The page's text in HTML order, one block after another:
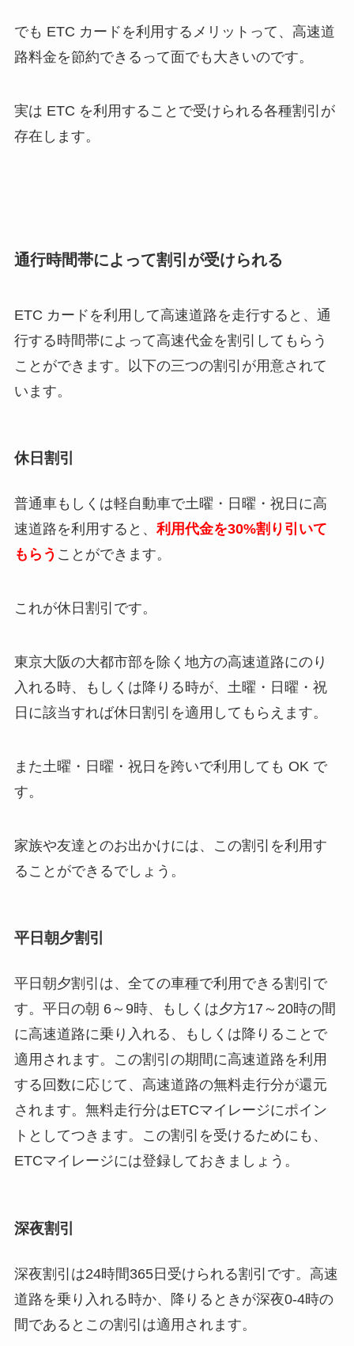
でも ETC カードを利用するメリットって、高速道
路料金を節約できるって面でも大きいのです。
実は ETC を利用することで受けられる各種割引が
存在します。
通行時間帯によって割引が受けられる
ETC カードを利用して高速道路を走行すると、通
行する時間帯によって高速代金を割引してもらう
ことができます。以下の三つの割引が用意されて
います。
休日割引
普通車もしくは軽自動車で土曜・日曜・祝日に高
速道路を利用すると、 利用代金を30%割り引いて
もらう ことができます。
これが休日割引です。
東京大阪の大都市部を除く地方の高速道路にのり
入れる時、もしくは降りる時が、土曜・日曜・祝
日に該当すれば休日割引を適用してもらえます。
また土曜・日曜・祝日を跨いで利用しても OK で
す。
家族や友達とのお出かけには、この割引を利用す
ることができるでしょう。
平日朝夕割引
平日朝夕割引は、全ての車種で利用できる割引で
す。平日の朝 6～9時、もしくは夕方17～20時の間
に高速道路に乗り入れる、もしくは降りることで
適用されます。この割引の期間に高速道路を利用
する回数に応じて、高速道路の無料走行分が還元
されます。無料走行分はETCマイレージにポイン
トとしてつきます。この割引を受けるためにも、
ETCマイレージには登録しておきましょう。
深夜割引
深夜割引は24時間365日受けられる割引です。高速
道路を乗り入れる時か、降りるときが深夜0-4時の
間であるとこの割引は適用されます。